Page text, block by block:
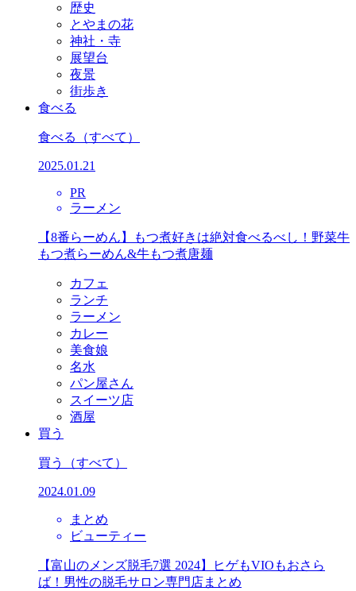
歴史
とやまの花
神社・寺
展望台
夜景
街歩き
食べる
食べる （すべて）
2025.01.21
PR
ラーメン
【8番らーめん】もつ煮好きは絶対食べるべし！野菜牛
もつ煮らーめん&牛もつ煮唐麺
カフェ
ランチ
ラーメン
カレー
美食娘
名水
パン屋さん
スイーツ店
酒屋
買う
買う （すべて）
2024.01.09
まとめ
ビューティー
【富山のメンズ脱毛7選 2024】ヒゲもVIOもおさら
ば！男性の脱毛サロン専門店まとめ